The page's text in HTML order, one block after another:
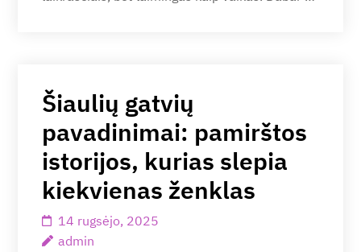
Šiaulių gatvių
pavadinimai: pamirštos
istorijos, kurias slepia
kiekvienas ženklas
14 rugsėjo, 2025
admin